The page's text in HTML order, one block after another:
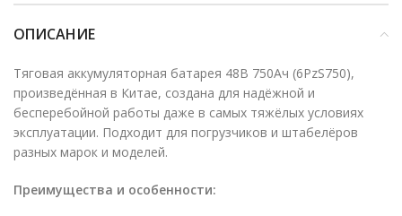
ОПИСАНИЕ
Тяговая аккумуляторная батарея 48В 750Ач (6PzS750),
произведённая в Китае, создана для надёжной и
бесперебойной работы даже в самых тяжёлых условиях
эксплуатации. Подходит для погрузчиков и штабелёров
разных марок и моделей.
Преимущества и особенности: